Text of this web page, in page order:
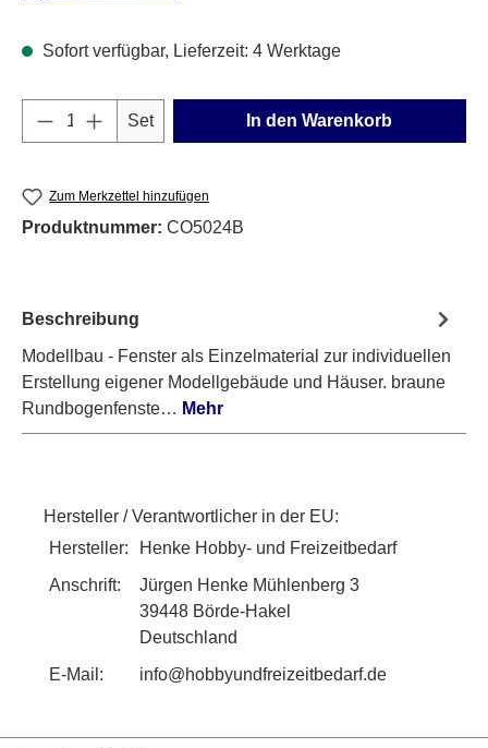
Sofort verfügbar, Lieferzeit: 4 Werktage
Produkt Anzahl: Gib den gewünschten
Set In den Warenkorb
Zum Merkzettel hinzufügen
Produktnummer: CO5024B
Beschreibung
Modellbau - Fenster als Einzelmaterial zur individuellen
Erstellung eigener Modellgebäude und Häuser. braune
Rundbogenfenste… Mehr
Hersteller / Verantwortlicher in der EU:
Hersteller:
Henke Hobby- und Freizeitbedarf
Anschrift:
Jürgen Henke Mühlenberg 3
39448 Börde-Hakel
Deutschland
E-Mail:
info@hobbyundfreizeitbedarf.de